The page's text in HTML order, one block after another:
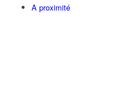
A proximité